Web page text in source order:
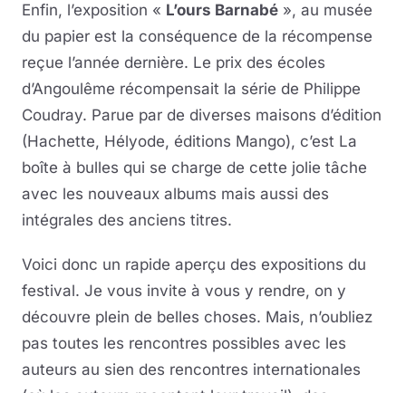
Enfin, l’exposition « L’ours Barnabé », au musée
du papier est la conséquence de la récompense
reçue l’année dernière. Le prix des écoles
d’Angoulême récompensait la série de Philippe
Coudray. Parue par de diverses maisons d’édition
(Hachette, Hélyode, éditions Mango), c’est La
boîte à bulles qui se charge de cette jolie tâche
avec les nouveaux albums mais aussi des
intégrales des anciens titres.
Voici donc un rapide aperçu des expositions du
festival. Je vous invite à vous y rendre, on y
découvre plein de belles choses. Mais, n’oubliez
pas toutes les rencontres possibles avec les
auteurs au sien des rencontres internationales